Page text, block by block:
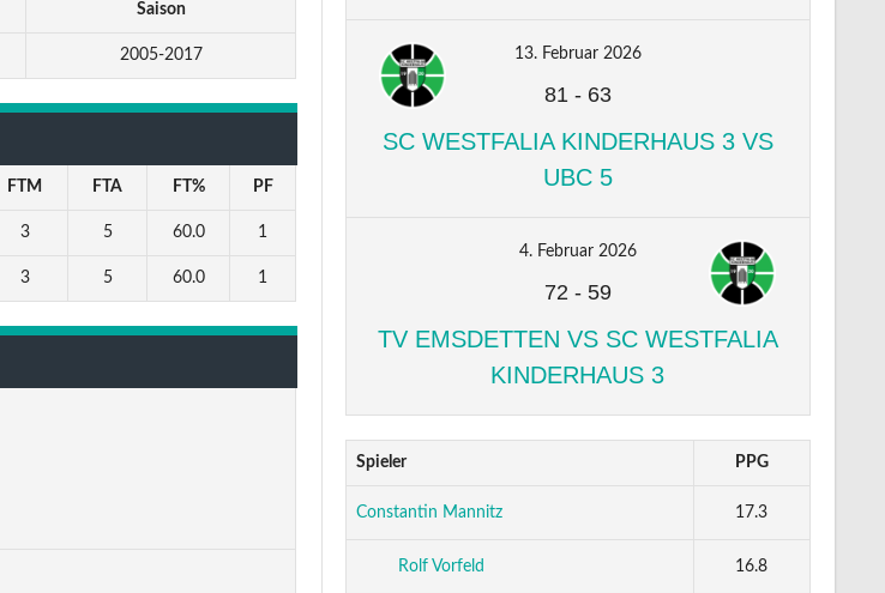
Saison
2005-2017
FTM FTA FT% PF
3 5 60.0 1
3 5 60.0 1
13. Februar 2026
81- 63
SC WESTFALIA KINDERHAUS 3 VS
UBC 5
4. Februar 2026
72- 59
TV EMSDETTEN VS SC WESTFALIA
KINDERHAUS 3
Spieler PPG
Constantin Mannitz 17.3
Rolf Vorfeld 16.8